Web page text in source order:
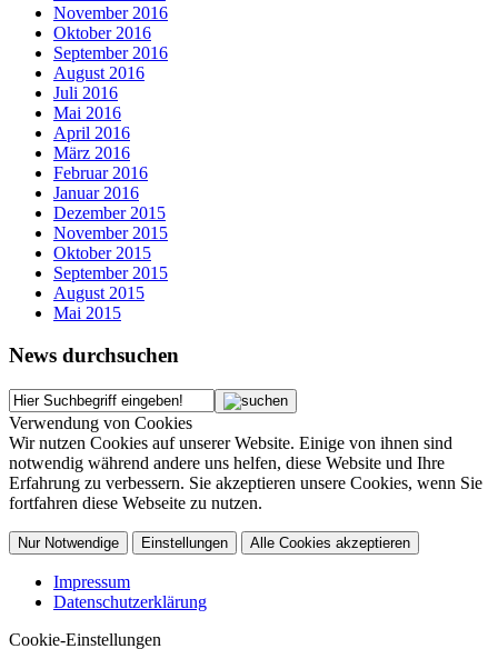
November 2016
Oktober 2016
September 2016
August 2016
Juli 2016
Mai 2016
April 2016
März 2016
Februar 2016
Januar 2016
Dezember 2015
November 2015
Oktober 2015
September 2015
August 2015
Mai 2015
News durchsuchen
Verwendung von Cookies
Wir nutzen Cookies auf unserer Website. Einige von ihnen sind
notwendig während andere uns helfen, diese Website und Ihre
Erfahrung zu verbessern. Sie akzeptieren unsere Cookies, wenn Sie
fortfahren diese Webseite zu nutzen.
Nur Notwendige Einstellungen Alle Cookies akzeptieren
Impressum
Datenschutzerklärung
Cookie-Einstellungen